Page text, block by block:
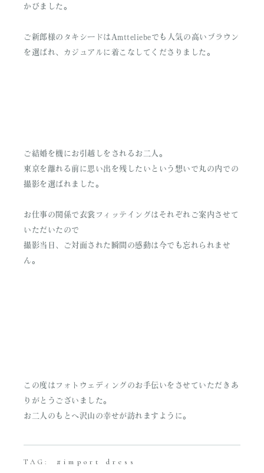
かびました。
ご新郎様のタキシードはAmtteliebeでも人気の高いブラウン
を選ばれ、カジュアルに着こなしてくださりました。
ご結婚を機にお引越しをされるお二人。
東京を離れる前に思い出を残したいという想いで丸の内での
撮影を選ばれました。
お仕事の関係で衣裳フィッテイングはそれぞれご案内させて
いただいたので
撮影当日、ご対面された瞬間の感動は今でも忘れられませ
ん。
この度はフォトウェディングのお手伝いをさせていただきあ
りがとうございました。
お二人のもとへ沢山の幸せが訪れますように。
TAG: import dress